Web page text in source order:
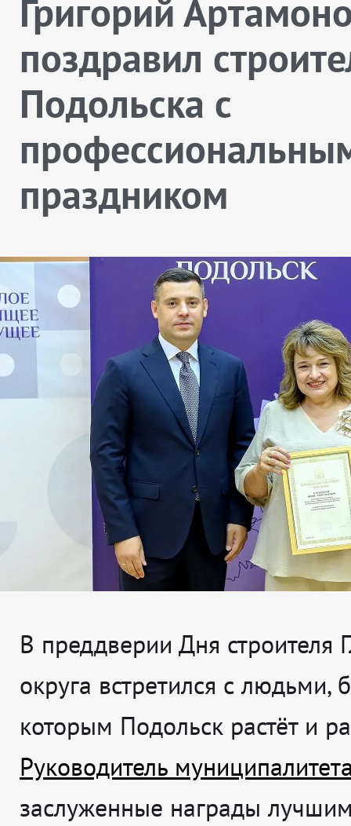
Григорий
поздравил
Подольска с
праздником
В преддверии Дня строителя
округа встретился с людьми,
которым Подольск растёт и
Руководитель
заслуженные награды